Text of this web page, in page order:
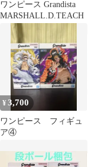
ワンピース Grandista
MARSHALL.D.TEACH
¥3,700
ワンピース フィギュ
ア④